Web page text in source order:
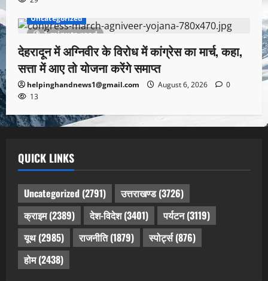
1 minute read
Uncategorized
देहरादून में अग्निवीर के विरोध में कांग्रेस का मार्च, कहा,
सत्ता में आए तो योजना करेंगे समाप्त
helpinghandnews1@gmail.com August 6, 2026
0
13
QUICK LINKS
Uncategorized (2791) उत्तराखण्ड(3726)
क्राइम(2389) देश-विदेश(3401) पर्यटन(3119)
यूथ(2985) राजनीति(1879) स्पोर्ट्स(876)
होम(2438)